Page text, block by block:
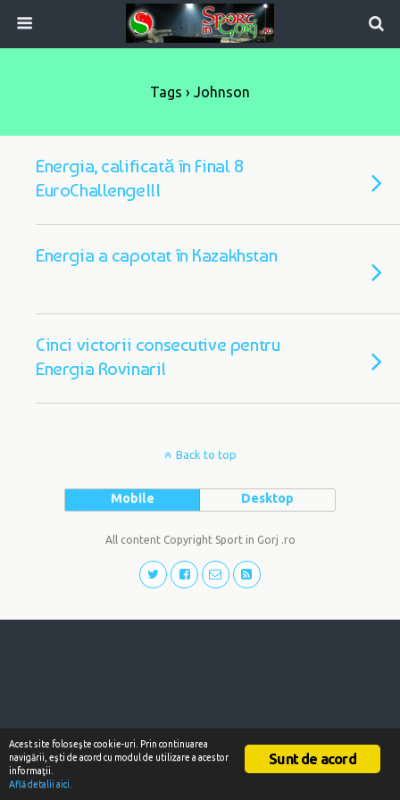
Tags › Johnson
Energia, calificată în Final 8
EuroChallenge!!!
Energia a capotat în Kazakhstan
Cinci victorii consecutive pentru
Energia Rovinari!
Back to top
Mobile Desktop
All content Copyright Sport in Gorj .ro
Sunt de acord
Acest site foloseşte cookie-uri. Prin continuarea
navigării, eşti de acord cu modul de utilizare a acestor
informaţii.
Află detalii aici.